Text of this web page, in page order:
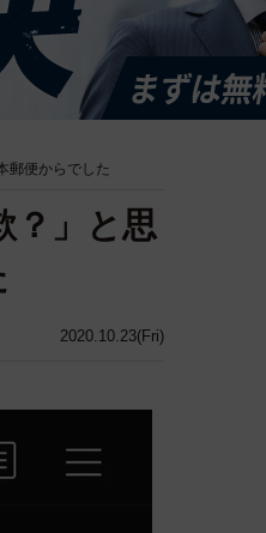
郵便からでした
2020.10.23(Fri)
？」と思